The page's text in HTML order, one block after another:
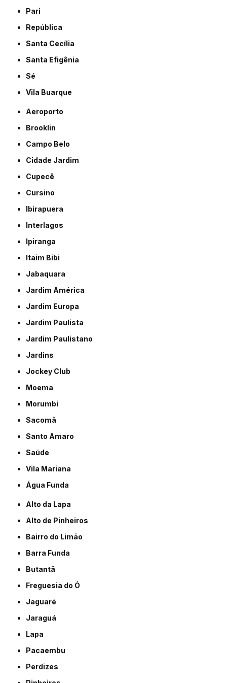
Pari
República
Santa Cecília
Santa Efigênia
Sé
Vila Buarque
Aeroporto
Brooklin
Campo Belo
Cidade Jardim
Cupecê
Cursino
Ibirapuera
Interlagos
Ipiranga
Itaim Bibi
Jabaquara
Jardim América
Jardim Europa
Jardim Paulista
Jardim Paulistano
Jardins
Jockey Club
Moema
Morumbi
Sacomã
Santo Amaro
Saúde
Vila Mariana
Água Funda
Alto da Lapa
Alto de Pinheiros
Bairro do Limão
Barra Funda
Butantã
Freguesia do Ó
Jaguaré
Jaraguá
Lapa
Pacaembu
Perdizes